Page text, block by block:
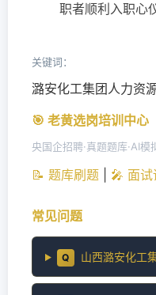
职者顺利入职心
关键词：
潞安化工集团人力资
🎯 老黄选岗培训中心
央国企招聘·真题题库·AI模
📝 题库刷题 🎤 面试
常见问题
Q 山西潞安化工